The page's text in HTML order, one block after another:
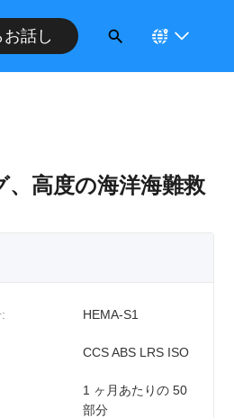
話し
高度の海洋海難救
HEMA-S1
CCS ABS LRS ISO
1 ヶ月あたりの 50
部分